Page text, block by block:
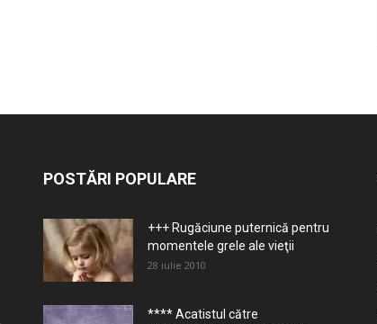
POSTĂRI POPULARE
+++ Rugăciune puternică pentru
momentele grele ale vieţii
28 iulie 2010
**** Acatistul către